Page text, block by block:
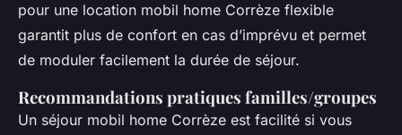
pour une location mobil home Corrèze flexible
garantit plus de confort en cas d’imprévu et permet
de moduler facilement la durée de séjour.
Recommandations pratiques familles/groupes
Un séjour mobil home Corrèze est facilité si vous